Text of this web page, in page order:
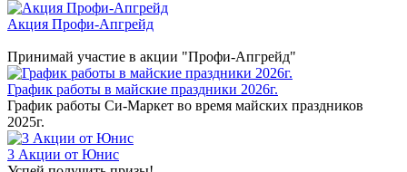
Акция Профи-Апгрейд
Принимай участие в акции "Профи-Апгрейд"
График работы в майские праздники 2026г.
График работы Си-Маркет во время майских праздников
2025г.
3 Акции от Юнис